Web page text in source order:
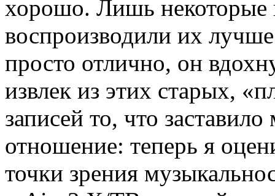
хорошо. Лишь некоторые
воспроизводили их
просто отлично, он
извлек из этих старых,
записей то, что
отношение: теперь я
точки зрения